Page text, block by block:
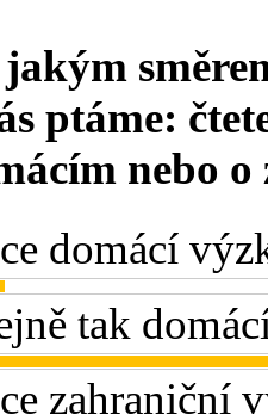
ptáme:
nebo
domácí
tak
zahraniční